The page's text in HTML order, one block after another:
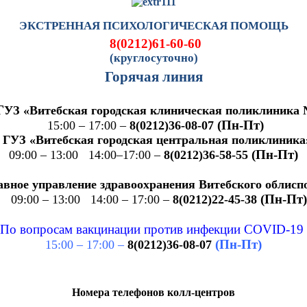
ЭКСТРЕННАЯ ПСИХОЛОГИЧЕСКАЯ ПОМОЩЬ
8(0212)61-60-60
(круглосуточно)
Горячая линия
УЗ «Витебская городская клиническая поликлиника
15:00 – 17:00 – 8(0212)36-08-07 (Пн-Пт)
ГУЗ «Витебская городская центральная
09:00 – 13:00 14:00–17:00 – 8(0212)36-58-55 (Пн-Пт)
управление здравоохранения Витебского
09:00 – 13:00 14:00 – 17:00 – 8(0212)22-45-38 (Пн-Пт)
По вопросам вакцинации против инфекции COVID-19
15:00 – 17:00 – 8(0212)36-08-07 (Пн-Пт)
Номера телефонов колл-центров